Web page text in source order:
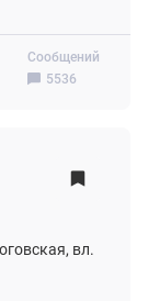
Сообщений
5536
вл.